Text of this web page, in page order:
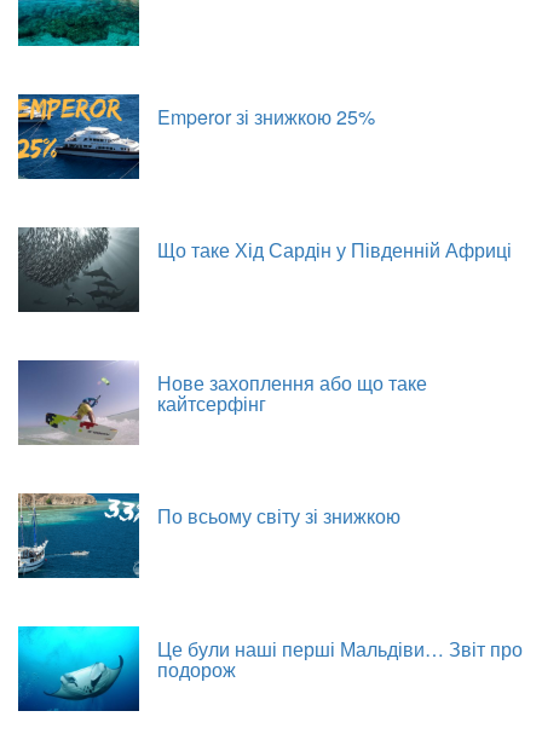
Emperor зі знижкою 25%
Що таке Хід Сардін у Південній Африці
Нове захоплення або що таке
кайтсерфінг
По всьому світу зі знижкою
Це були наші перші Мальдіви… Звіт про
подорож